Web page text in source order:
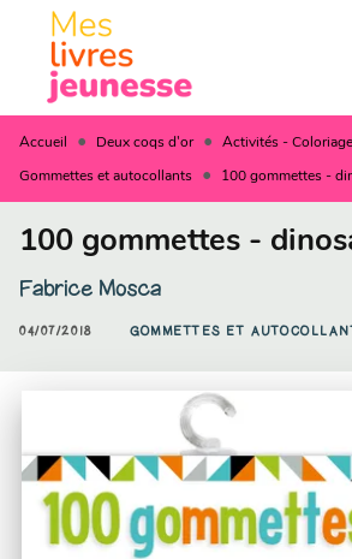
MENU
PIED DE PAGE
Accueil • Deux coqs d'or • Activités -
Gommettes et autocollants • 100 gommettes -
100 gommettes -
Fabrice Mosca
04/07/2018 GOMMETTES ET